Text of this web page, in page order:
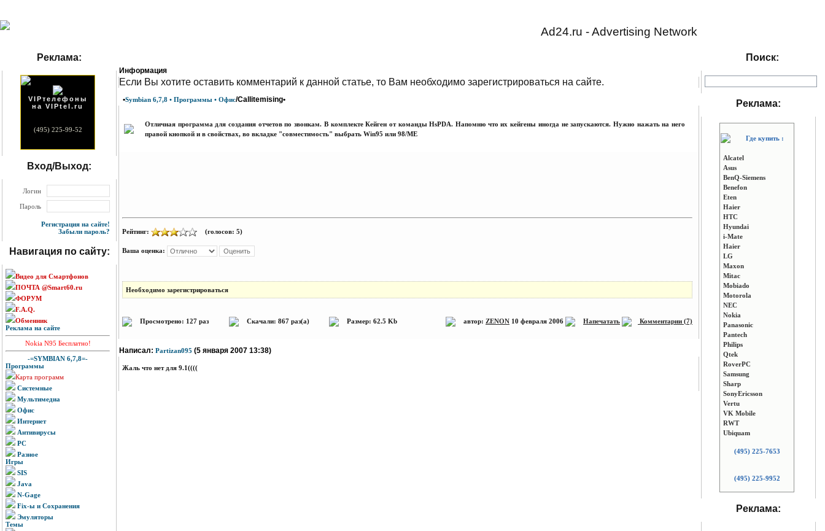
Ad24.ru - Advertising Network
Реклама:
VIPтелефоны
на VIPtel.ru
(495) 225-99-52
Вход/Выход:
Логин
Пароль
Регистрация на сайте!
Забыли пароль?
Навигация по сайту:
Видео для Смартфонов
ПОЧТА @Smart60.ru
ФОРУМ
F.A.Q.
Обменник
Реклама на сайте
Nokia N95 Бесплатно!
-=SYMBIAN 6,7,8=-
Программы
Карта программ
Системные
Мультимедиа
Офис
Интернет
Антивирусы
PC
Разное
Игры
SIS
Java
N-Gage
Fix-ы и Сохранения
Эмуляторы
Темы
Информация
Eсли Вы хотите оставить комментарий к данной статье, то Вам необходимо зарегистрироваться на сайте.
•Symbian 6,7,8 • Программы • Офис/Callitemising•
Отличная программа для создания отчетов по звонкам. В комплекте Кейген от команды HsPDA. Напомню что их кейгены иногда не запускаются. Нужно нажать на него
правой кнопкой и в свойствах, во вкладке "совместимость" выбрать Win95 или 98/ME
Рейтинг: (голосов: 5)
Ваша оценка:
Необходимо зарегистрироваться
Просмотрено: 127 раз Скачали: 867 раз(а) Размер: 62.5 Kb автор: ZENON 10 февраля 2006 Напечатать Комментарии (7)
Написал: Partizan095 (5 января 2007 13:38)
Жаль что нет для 9.1((((
Поиск:
Реклама:
Где купить :
Alcatel
Asus
BenQ-Siemens
Benefon
Eten
Haier
HTC
Hyundai
i-Mate
Haier
LG
Maxon
Mitac
Mobiado
Motorola
NEC
Nokia
Panasonic
Pantech
Philips
Qtek
RoverPC
Samsung
Sharp
SonyEricsson
Vertu
VK Mobile
RWT
Ubiquam
(495) 225-7653
(495) 225-9952
Реклама: